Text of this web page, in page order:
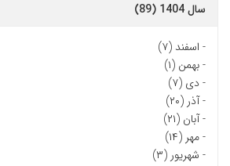
سال 1404 (89)
- اسفند (۷)
-بهمن (۱)
- دی (۷)
-آذر (۲۰)
-آبان (۲۱)
-مهر (۱۴)
- شهریور (۳)